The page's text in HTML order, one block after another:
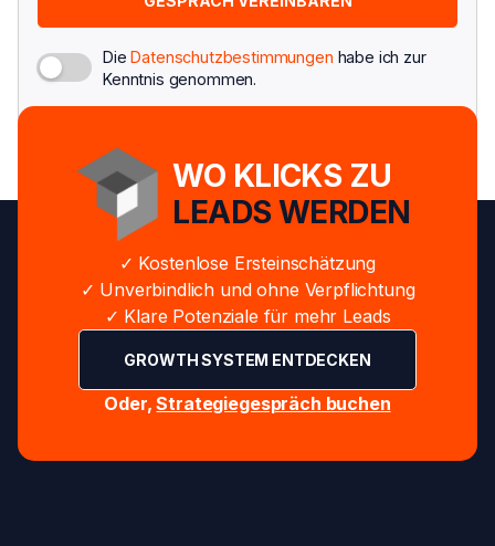
DieDatenschutzbestimmungen habe ich zur
Kenntnis genommen.
WO KLICKS ZU
LEADS WERDEN
✓ Kostenlose Ersteinschätzung
✓ Unverbindlich und ohne Verpflichtung
✓ Klare Potenziale für mehr Leads
GROWTH SYSTEM ENTDECKEN
Oder,Strategiegespräch buchen